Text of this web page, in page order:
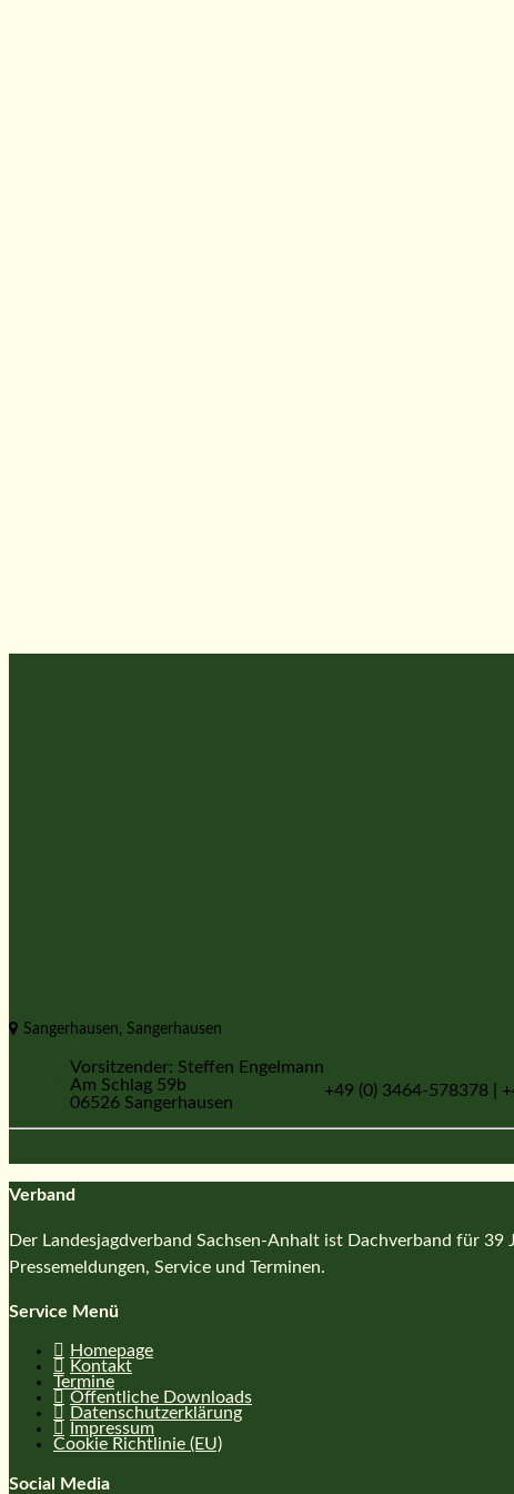
Sangerhausen, Sangerhausen
Vorsitzender: Steffen Engelmann
Am Schlag 59b
06526 Sangerhausen
+49 (0) 3464-578378 |
Verband
Der Landesjagdverband Sachsen-Anhalt ist Dachverband für
Pressemeldungen, Service und Terminen.
Service Menü
Homepage
Kontakt
Termine
Öffentliche Downloads
Datenschutzerklärung
Impressum
Cookie Richtlinie (EU)
Social Media